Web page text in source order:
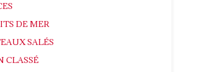
DE MER
SALÉS
CLASSÉ